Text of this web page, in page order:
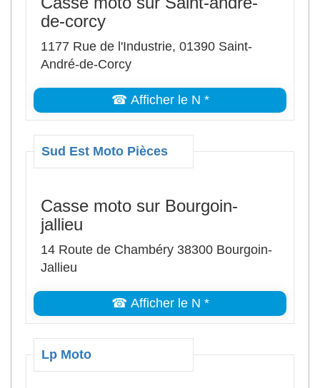
de-corcy
1177 Rue de l'Industrie, 01390 Saint-
André-de-Corcy
☎ Afficher le N *
Sud Est Moto Pièces
Casse moto sur Bourgoin-
jallieu
14 Route de Chambéry 38300 Bourgoin-
Jallieu
☎ Afficher le N *
Lp Moto